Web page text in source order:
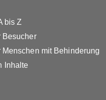
bis Z
Besucher
Menschen mit Behinderung
Inhalte